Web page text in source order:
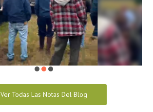
Ver Todas Las Notas Del Blog